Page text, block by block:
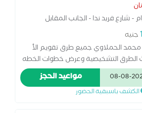
- شارع فريد ندا - الجانب المقابل
جنيه
الحملاوي جميع طرق تقويم الأ
الطرق التشخيصية وعرض خطوات الخطه
الي إستخدام أفضل أ جهزه التعقيم
د. الزماله البريطانيه لتقويم
الملكيه ب إنجلترا بالاضافه الي فريق طبي
مواعيد الحجز
الكشف باسبقية الحضور